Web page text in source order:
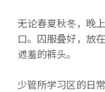
无论春夏秋冬，晚
口。囚服叠好，放
遮羞的裤头。
少管所学习区的日